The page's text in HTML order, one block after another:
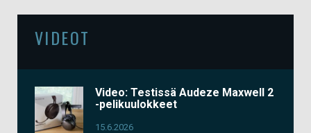
VIDEOT
Video: Testissä Audeze Maxwell 2
-pelikuulokkeet
15.6.2026